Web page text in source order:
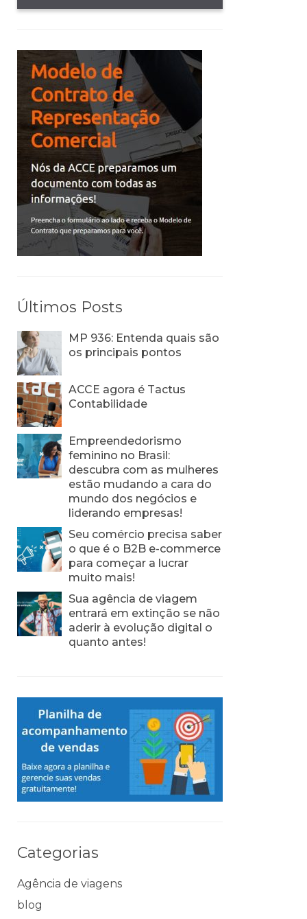
Últimos Posts
MP 936: Entenda quais são
os principais pontos
ACCE agora é Tactus
Contabilidade
Empreendedorismo
feminino no Brasil:
descubra com as mulheres
estão mudando a cara do
mundo dos negócios e
liderando empresas!
Seu comércio precisa saber
o que é o B2B e-commerce
para começar a lucrar
muito mais!
Sua agência de viagem
entrará em extinção se não
aderir à evolução digital o
quanto antes!
Categorias
Agência de viagens
blog